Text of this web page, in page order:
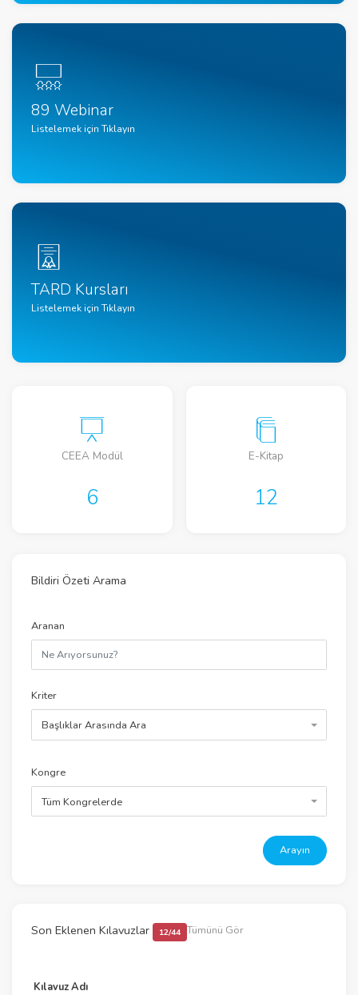
89 Webinar
Listelemek için Tıklayın
TARD Kursları
Listelemek için Tıklayın
CEEA Modül
6
E-Kitap
12
Bildiri Özeti Arama
Aranan
Kriter
Başlıklar Arasında Ara
Kongre
Tüm Kongrelerde
Arayın
Son Eklenen Kılavuzlar 12/44 Tümünü Gör
Kılavuz Adı